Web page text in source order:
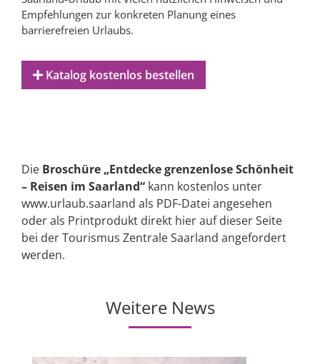
Empfehlungen zur konkreten Planung eines
barrierefreien Urlaubs.
Katalog kostenlos bestellen
Die Broschüre „Entdecke grenzenlose Schönheit
– Reisen im Saarland“ kann kostenlos unter
www.urlaub.saarland als PDF-Datei angesehen
oder als Printprodukt direkt hier auf dieser Seite
bei der Tourismus Zentrale Saarland angefordert
werden.
Weitere News